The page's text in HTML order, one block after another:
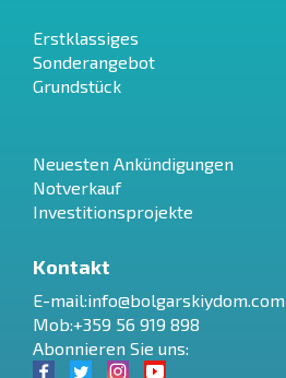
Erstklassiges
Sonderangebot
Grundstück
Neuesten Ankündigungen
Notverkauf
Investitionsprojekte
Kontakt
E-mail:info@bolgarskiydom.com
Mob:+359 56 919 898
Abonnieren Sie uns: